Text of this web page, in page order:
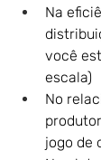
Na
você
escala)
No
jogo de